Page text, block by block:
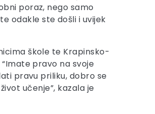
poraz, nego samo
odakle ste došli i uvijek
škole te Krapinsko-
pravo na svoje
pravu priliku, dobro se
učenje”, kazala je